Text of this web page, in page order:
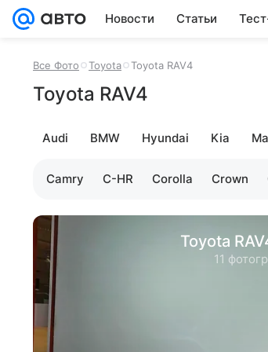
Новости Статьи
Все Фото Toyota Toyota RAV4
Toyota RAV4
Audi BMW Hyundai Kia
Camry C-HR Corolla Crown
Toyota
11